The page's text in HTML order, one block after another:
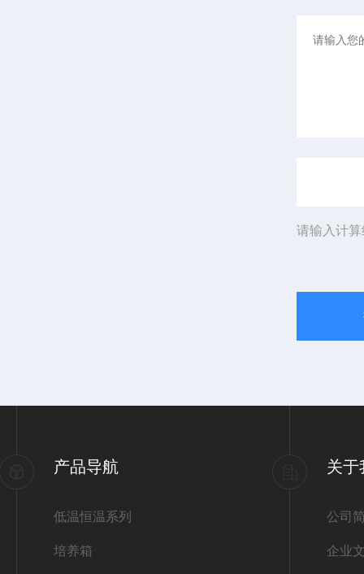
请输入计
产品导航
低温恒温系列
培养箱
关于
公司
企业